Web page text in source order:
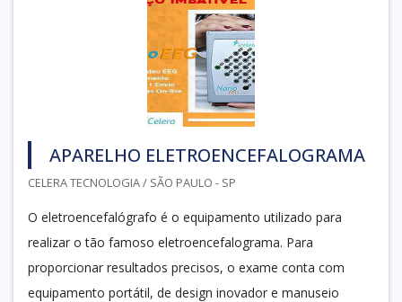
APARELHO ELETROENCEFALOGRAMA
CELERA TECNOLOGIA / SÃO PAULO - SP
O eletroencefalógrafo é o equipamento utilizado para
realizar o tão famoso eletroencefalograma. Para
proporcionar resultados precisos, o exame conta com
equipamento portátil, de design inovador e manuseio